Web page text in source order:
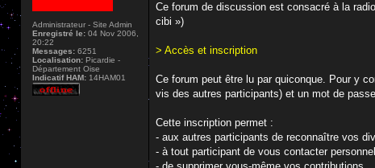
Administrateur - Site Admin
Enregistré le: 04 Nov 2006,
20:22
Messages: 6251
Localisation: Picardie -
Département Oise
Indicatif HAM: 14HAM01
Ce forum de discussion est consacré à la
cibi »)
> Accès et inscription
Ce forum peut être lu par quiconque. Pour y
vis des autres participants) et un mot de
Cette inscription permet :
- aux autres participants de reconnaître vos
- à tout participant de vous contacter